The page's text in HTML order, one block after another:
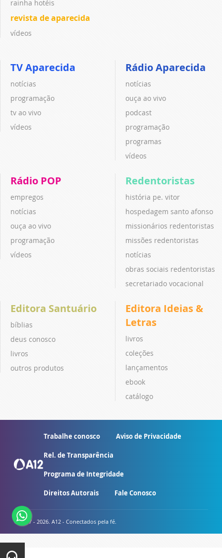
rainha hotéis
revista de aparecida
vídeos
TV Aparecida
notícias
programação
tv ao vivo
vídeos
Rádio Aparecida
notícias
ouça ao vivo
podcast
programação
programas
vídeos
Rádio POP
empregos
notícias
ouça ao vivo
programação
vídeos
Redentoristas
história pe. vitor
hospedagem santo afonso
missionários redentoristas
missões redentoristas
notícias
obras sociais redentoristas
secretariado vocacional
Editora Santuário
bíblias
deus conosco
livros
outros produtos
Editora Ideias &
Letras
livros
coleções
lançamentos
ebook
catálogo
Trabalhe conosco Aviso de Privacidade
Rel. de Transparência
Programa de Integridade
Direitos Autorais Fale Conosco
© 2007 - 2026. A12 - Conectados pela fé.